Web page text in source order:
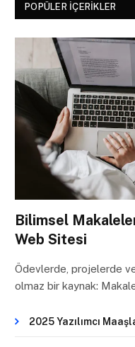
POPÜLER İÇERIKLER
Bilimsel
Web Sitesi
Ödevlerde, projelerde
olmaz bir kaynak:
2025 Yazılımcı